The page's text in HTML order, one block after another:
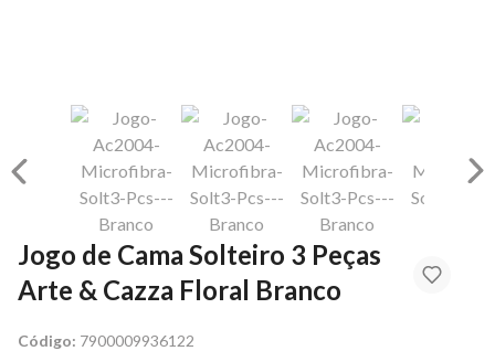
Jogo de Cama Solteiro 3 Peças
Arte & Cazza Floral Branco
Código: 7900009936122